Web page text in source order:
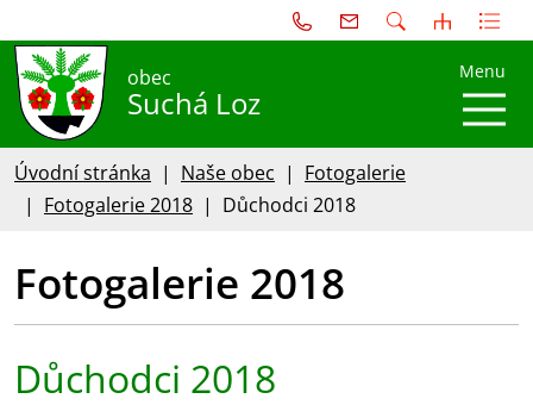
obec
Suchá Loz
Menu
Úvodní stránka Naše obec
Fotogalerie
Fotogalerie 2018
Důchodci 2018
Fotogalerie 2018
Důchodci 2018